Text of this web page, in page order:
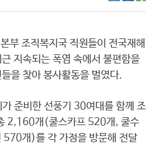
부 조직복지국 직원들이 전국재해
지속되는 폭염 속에서 불편함을
을 찾아 봉사활동을 벌였다.
준비한 선풍기 30여대를 함께 조
2,160개(쿨스카프 520개, 쿨수
개)를 각 가정을 방문해 전달